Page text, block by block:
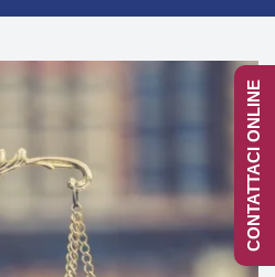
CONTATTACI ONLINE